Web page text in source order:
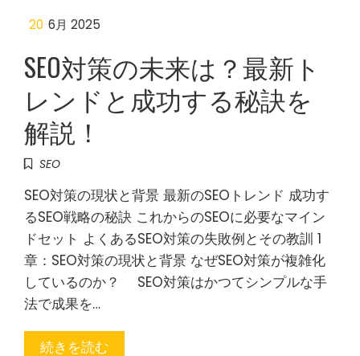
20 6月 2025
SEO対策の未来は？最新ト
レンドと成功する秘訣を
解説！
SEO
SEO対策の現状と背景 最新のSEOトレンド 成功す
るSEO戦略の秘訣 これからのSEOに必要なマイン
ドセット よくあるSEO対策の失敗例とその教訓 1
章：SEO対策の現状と背景 なぜSEO対策が複雑化
しているのか？ SEO対策はかつてシンプルな手
法で成果を…
続きを読む